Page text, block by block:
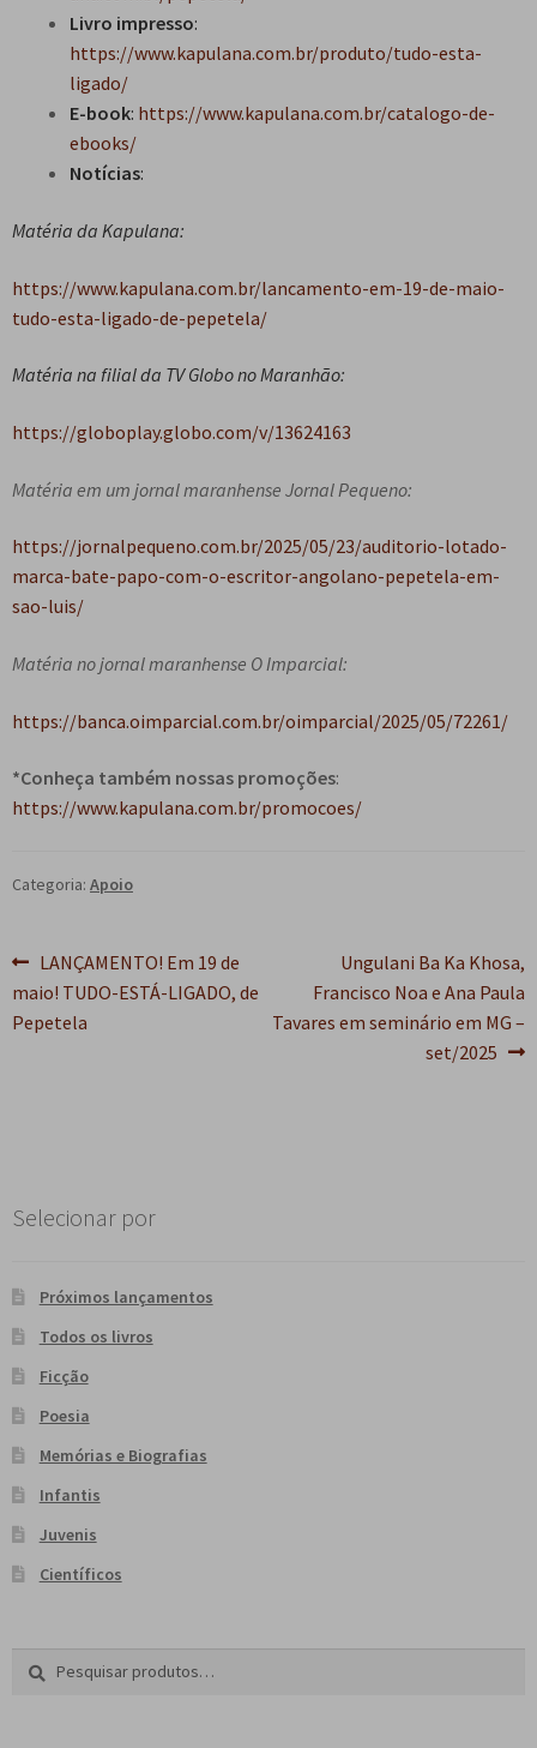
t
Livro impresso:
https://www.kapulana.com.br/produto/tudo-esta-
ligado/
E-book: https://www.kapulana.com.br/catalogo-de-
ebooks/
Notícias:
Matéria da Kapulana:
https://www.kapulana.com.br/lancamento-em-19-de-maio-
tudo-esta-ligado-de-pepetela/
Matéria na filial da TV Globo no Maranhão:
https://globoplay.globo.com/v/13624163
Matéria em um jornal maranhense Jornal Pequeno:
https://jornalpequeno.com.br/2025/05/23/auditorio-lotado-
marca-bate-papo-com-o-escritor-angolano-pepetela-em-
sao-luis/
Matéria no jornal maranhense O Imparcial:
https://banca.oimparcial.com.br/oimparcial/2025/05/72261/
*Conheça também nossas promoções:
https://www.kapulana.com.br/promocoes/
Categoria: Apoio
Navegação
de
Post
anterior:
LANÇAMENTO! Em 19 de
maio! TUDO-ESTÁ-LIGADO, de
Pepetela
Próximo
post:
Ungulani Ba Ka Khosa,
Francisco Noa e Ana Paula
Tavares em seminário em MG –
set/2025
Selecionar por
Próximos lançamentos
Todos os livros
Ficção
Poesia
Memórias e Biografias
Infantis
Juvenis
Científicos
Pesquisar